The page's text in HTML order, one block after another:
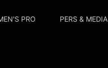
PRO
PERS & MEDIA